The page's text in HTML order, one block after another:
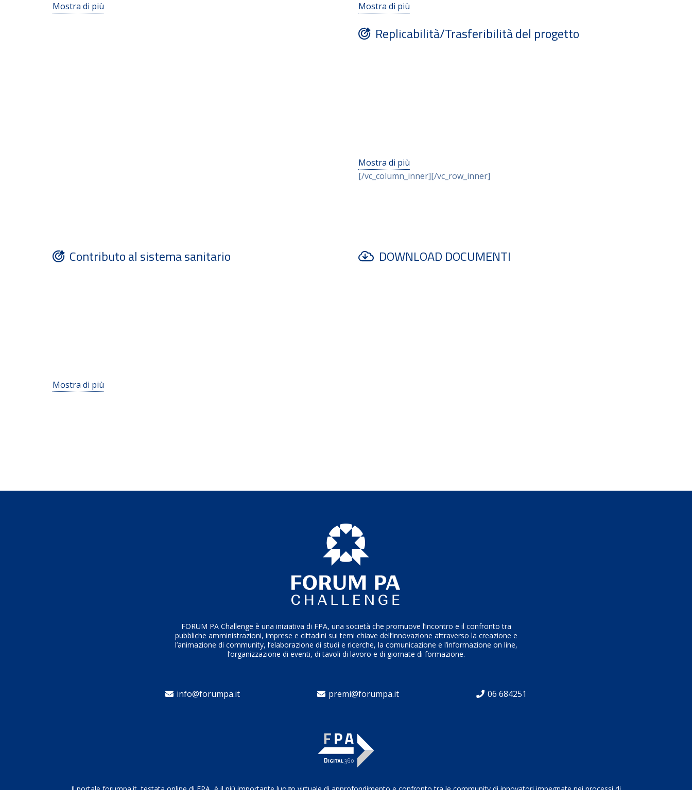
Rafforzare la comunicazione tra pazienti e professionisti sanitari;
Mostra di più Mostra di più
Replicabilità/Trasferibilità del progetto
Mostra di più
[/vc_column_inner][/vc_row_inner]
Contributo al sistema sanitario
Mostra di più
DOWNLOAD DOCUMENTI
FORUM PA Challenge è una iniziativa di FPA, una società che promuove l’incontro e il confronto tra
pubbliche amministrazioni, imprese e cittadini sui temi chiave dell’innovazione attraverso la creazione e
l’animazione di community, l’elaborazione di studi e ricerche, la comunicazione e l’informazione on line,
l’organizzazione di eventi, di tavoli di lavoro e di giornate di formazione.
info@forumpa.it premi@forumpa.it 06 684251